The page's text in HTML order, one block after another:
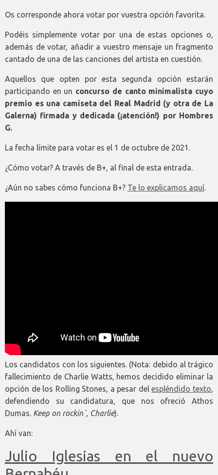
Os corresponde ahora votar por vuestra opción favorita.
Podéis simplemente votar por una de estas opciones o,
además de votar, añadir a vuestro mensaje un fragmento
cantado de una de las canciones del artista en cuestión.
Aquellos que opten por esta segunda opción estarán
participando en un concurso de canto minimalista cuyo
premio es una camiseta del Real Madrid (y otra de La
Galerna) firmada y dedicada (¡atención!) por Hombres
G.
La fecha límite para votar es el 1 de octubre de 2021.
¿Cómo votar? A través de B+, al final de esta entrada.
¿Aún no sabes cómo funciona B+? Te lo explicamos aquí.
Los candidatos con los siguientes. (Nota: debido al trágico
fallecimiento de Charlie Watts, hemos decidido eliminar la
opción de los Rolling Stones, a pesar delespléndido texto,
defendiendo su candidatura, que nos ofreció Athos
Dumas. Keep on rockin´, Charlie).
Ahí van:
Julio Iglesias en el nuevo